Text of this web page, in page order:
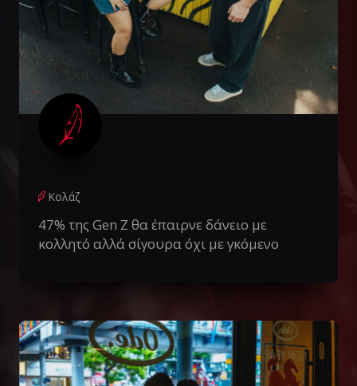
Κολάζ
47% της Gen Z θα έπαιρνε δάνειο με
κολλητό αλλά σίγουρα όχι με γκόμενο